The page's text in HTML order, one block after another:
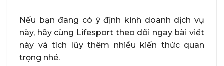
Nếu bạn đang có ý định kinh doanh dịch vụ
này, hãy cùng Lifesport theo dõi ngay bài viết
này và tích lũy thêm nhiều kiến thức quan
trọng nhé.